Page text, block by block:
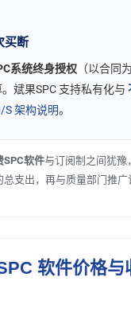
买断
系统终身授权 （以合同
斌果SPC 支持私有化与
S 架构说明。
SPC软件与订阅制之间犹豫
支出，再与质量部门推广
软件价格与